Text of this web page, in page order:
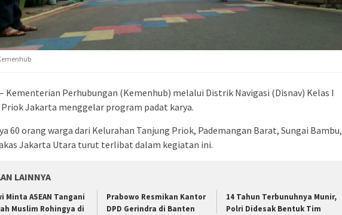
Kementerian Perhubungan (Kemenhub) melalui Distrik Navigasi (Disnav) Kelas I
Jakarta menggelar program padat karya.
60 orang warga dari Kelurahan Tanjung Priok, Pademangan Barat, Sungai Bambu,
Jakarta Utara turut terlibat dalam kegiatan ini.
LAINNYA
Minta ASEAN Tangani
Muslim Rohingya di
Prabowo Resmikan Kantor
DPD Gerindra di Banten
14 Tahun Terbunuhnya Munir,
Polri Didesak Bentuk Tim